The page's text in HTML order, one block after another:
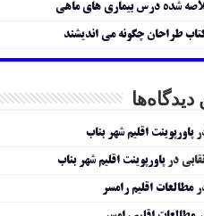
شده درس بیماری های ماهی
طراحان چگونه می اندیشند
دیدگاه‌ها
پاورپوینت اقلیم شهر بناب
درپاورپوینت اقلیم شهر بناب
مطالعات اقلیم رامسر